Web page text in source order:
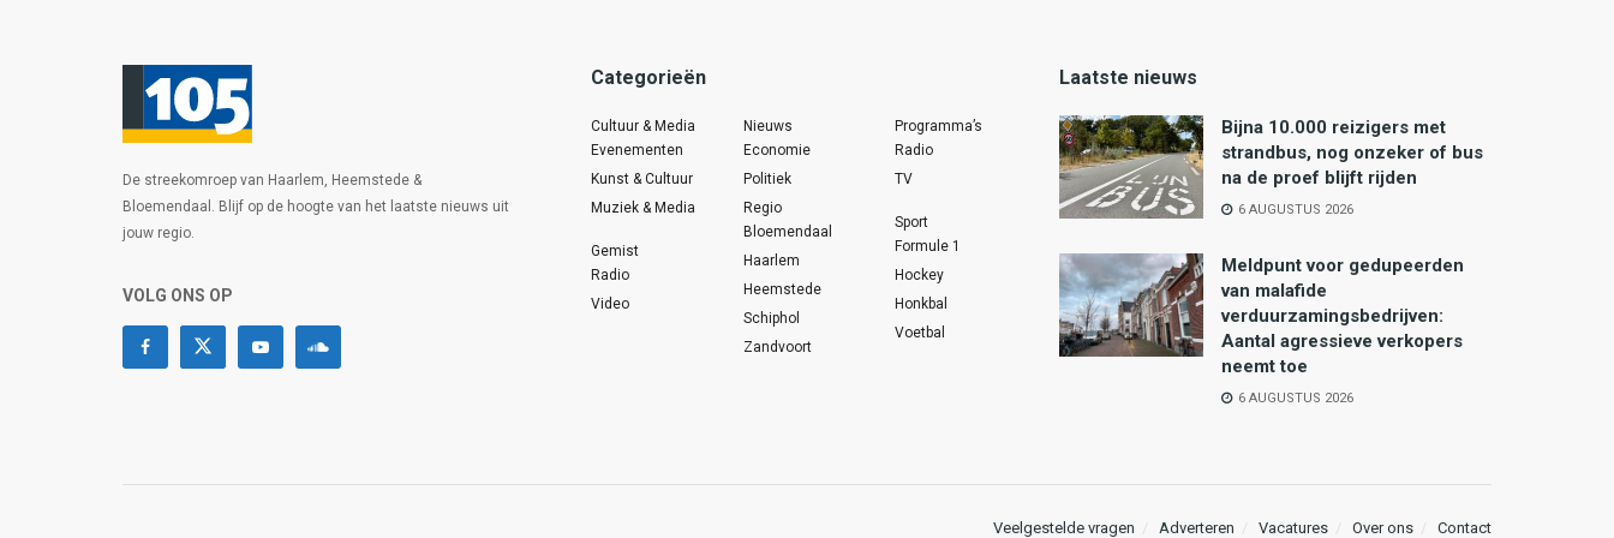
De streekomroep van Haarlem, Heemstede &
Bloemendaal. Blijf op de hoogte van het laatste nieuws uit
jouw regio.
VOLG ONS OP
Categorieën
Cultuur & Media
Evenementen
Kunst & Cultuur
Muziek & Media
Gemist
Radio
Video
Nieuws
Economie
Politiek
Regio
Bloemendaal
Haarlem
Heemstede
Schiphol
Zandvoort
Programma’s
Radio
TV
Sport
Formule 1
Hockey
Honkbal
Voetbal
Laatste nieuws
Bijna 10.000 reizigers met
strandbus, nog onzeker of bus
na de proef blijft rijden
6 AUGUSTUS 2026
Meldpunt voor gedupeerden
van malafide
verduurzamingsbedrijven:
Aantal agressieve verkopers
neemt toe
6 AUGUSTUS 2026
Veelgestelde vragen Adverteren Vacatures Over ons Contact